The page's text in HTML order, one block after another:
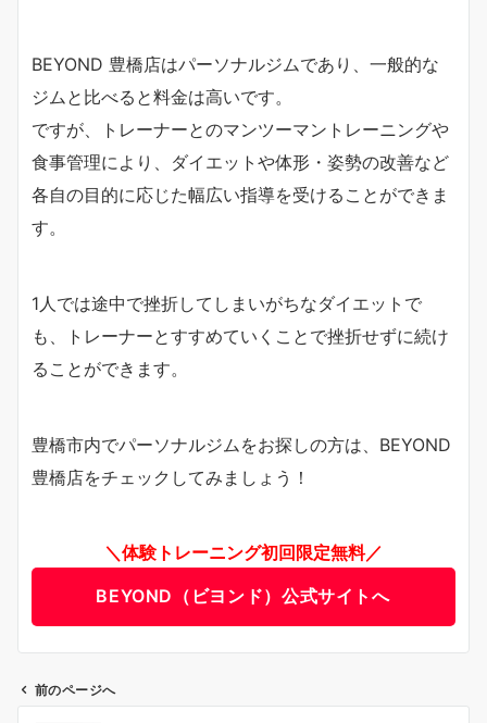
BEYOND 豊橋店はパーソナルジムであり、一般的な
ジムと比べると料金は高いです。
ですが、トレーナーとのマンツーマントレーニングや
食事管理により、ダイエットや体形・姿勢の改善など
各自の目的に応じた幅広い指導を受けることができま
す。
1人では途中で挫折してしまいがちなダイエットで
も、トレーナーとすすめていくことで挫折せずに続け
ることができます。
豊橋市内でパーソナルジムをお探しの方は、BEYOND
豊橋店をチェックしてみましょう！
＼体験トレーニング初回限定無料／
BEYOND（ビヨンド）公式サイトへ
前のページへ